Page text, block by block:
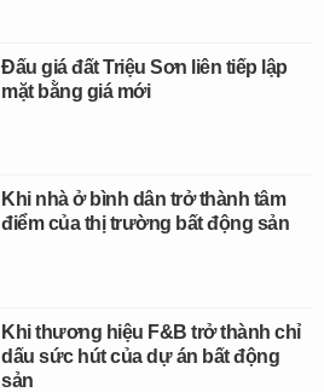
Đấu giá đất Triệu Sơn liên tiếp lập
mặt bằng giá mới
Khi nhà ở bình dân trở thành tâm
điểm của thị trường bất động sản
Khi thương hiệu F&B trở thành chỉ
dấu sức hút của dự án bất động
sản